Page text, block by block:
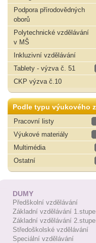
Podpora přírodovědných
oborů
Polytechnické vzdělávání
v MŠ
Inkluzivní vzdělávání
Tablety - výzva č. 51
CKP výzva č.10
Podle typu výukového
Pracovní listy
Výukové materiály
Multimédia
Ostatní
DUMY
Předškolní vzdělávání
Základní vzdělávání
Základní vzdělávání
Středoškolské vzdělávání
Speciální vzdělávání